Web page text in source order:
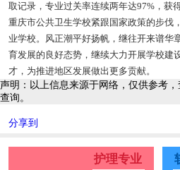
取记录，专业过关率连续两年达97%，获
重庆市公共卫生学校紧跟国家政策的步伐
业学校。风正潮平好扬帆，继往开来谱华
育发展的良好态势，继续大力开展学校建
才，为推进地区发展做出更多贡献。
声明：以上信息来源于网络，仅供参考
查询。
分享到
护理专业